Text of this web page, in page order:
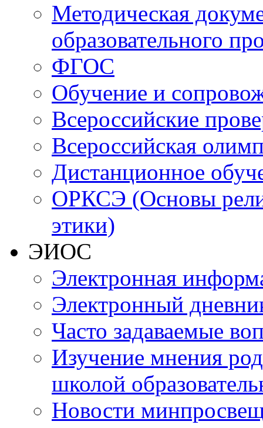
Методическая
образовательного
ФГОС
Обучение и
Всероссийские
Всероссийская
Дистанционное
ОРКСЭ (Основы
этики)
ЭИОС
Электронная
Электронный
Часто задаваемые
Изучение мнения
школой
Новости